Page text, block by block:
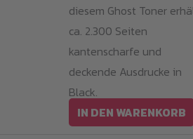
diesem Ghost Toner
ca. 2.300 Seiten
kantenscharfe und
deckende Ausdrucke in
Black.
IN DEN WARENKORB